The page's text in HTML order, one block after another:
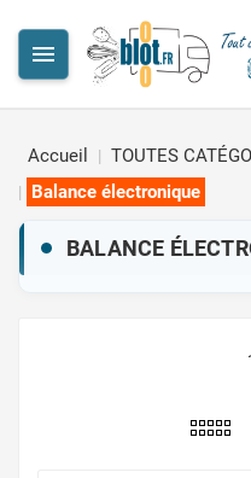

Accueil TOUTES
Balance électronique
BALANCE